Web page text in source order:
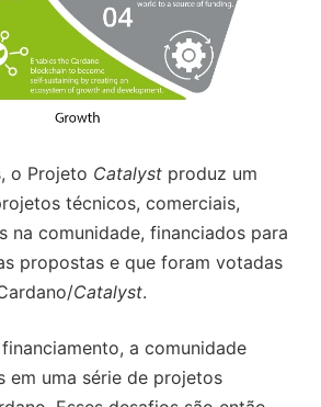
o Projeto Catalyst produz um
técnicos, comerciais,
na comunidade, financiados para
propostas e que foram votadas
Catalyst.
a comunidade
em uma série de projetos